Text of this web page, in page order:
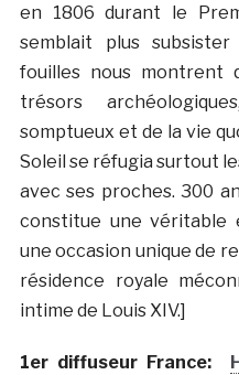
en 1806 durant le
semblait plus subsister
fouilles nous montrent
trésors
somptueux et de la vie
Soleil se réfugia surtout
avec ses proches. 300
constitue une véritable
une occasion unique de
résidence royale
intime de Louis XIV.]
1er diffuseur France: